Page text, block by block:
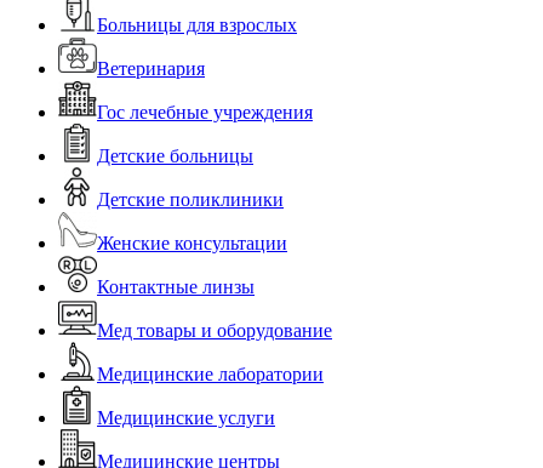
Больницы для взрослых
Ветеринария
Гос лечебные учреждения
Детские больницы
Детские поликлиники
Женские консультации
Контактные линзы
Мед товары и оборудование
Медицинские лаборатории
Медицинские услуги
Медицинские центры